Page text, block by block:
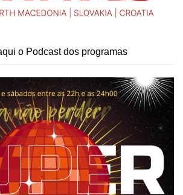
o Podcast dos programas